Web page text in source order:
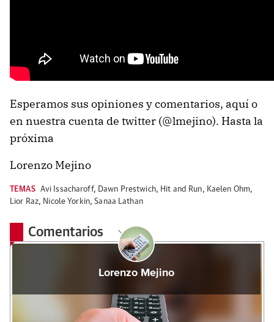
Esperamos sus opiniones y comentarios, aquí o
en nuestra cuenta de twitter (@lmejino). Hasta la
próxima
Lorenzo Mejino
TEMAS Avi Issacharoff, Dawn Prestwich, Hit and Run, Kaelen Ohm,
Lior Raz, Nicole Yorkin,Sanaa Lathan
Comentarios
Lorenzo Mejino